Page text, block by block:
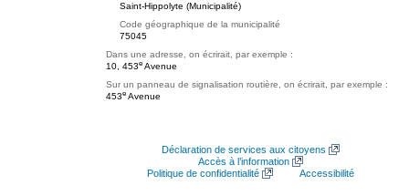
Saint-Hippolyte (Municipalité)
Code géographique de la municipalité
75045
Dans une adresse, on écrirait, par exemple :
10, 453e Avenue
Sur un panneau de signalisation routière, on écrirait, par exemple :
453e Avenue
Déclaration de services aux citoyens
Accès à l’information
Politique de confidentialité
Accessibilité